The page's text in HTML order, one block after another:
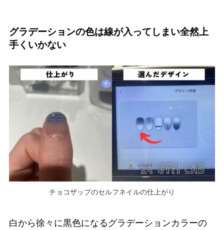
グラデーションの色は線が入ってしまい全然上
手くいかない
チョコザップのセルフネイルの仕上がり
白から徐々に黒色になるグラデーションカラーの